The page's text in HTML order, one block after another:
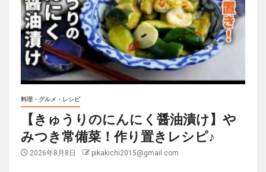
料理・グルメ・レシピ
【きゅうりのにんにく醤油漬け】や
みつき常備菜！作り置きレシピ♪
2026年8月8日 pikakichi2015@gmail.com